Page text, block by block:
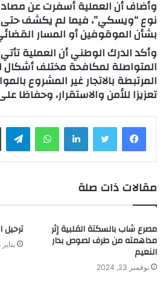
نوع “ويسكي”، فيما لم يكشف حتى
بشأن الموقوفين أو المسار
وأكد الدرك الوطني أن العملية
المتواصلة لمكافحة مختلف أشكال
المرتبطة بالاتجار غير المشروع
تعزيزا للأمن والاستقرار، وحفاظا
لينكدإن واتساب
مقالات ذات صلة
مصرع شاب بالسكتة القلبية إثر
مداهمته من طرف لصوص بدار
النعيم
نوفمبر 23, 2024
ترحيل
يناير 28, 2025